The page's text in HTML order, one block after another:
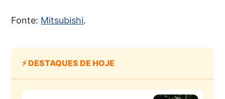
Fonte: Mitsubishi.
⚡ DESTAQUES DE HOJE